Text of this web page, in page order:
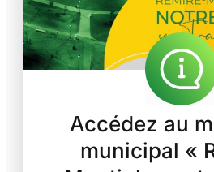
Accédez au
municipal «